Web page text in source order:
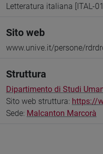
Letteratura italiana [ITAL-
Sito web
www.unive.it/persone/
Struttura
Dipartimento di Studi
Sito web struttura: https://
Sede: Malcanton Marcorà